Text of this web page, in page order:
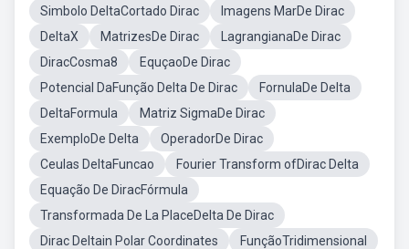
Simbolo DeltaCortado Dirac
Imagens MarDe Dirac
DeltaX
MatrizesDe Dirac
LagrangianaDe Dirac
DiracCosma8
EquçaoDe Dirac
Potencial DaFunção Delta De Dirac
FornulaDe Delta
DeltaFormula
Matriz SigmaDe Dirac
ExemploDe Delta
OperadorDe Dirac
Ceulas DeltaFuncao
Fourier Transform ofDirac Delta
Equação De DiracFórmula
Transformada De La PlaceDelta De Dirac
Dirac Deltain Polar Coordinates
FunçãoTridimensional